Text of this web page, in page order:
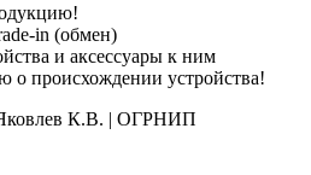
in (обмен)
и аксессуары к ним
происхождении устройства!
К.В. | ОГРНИП